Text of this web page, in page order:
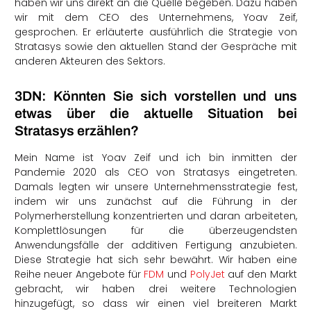
wir mit dem CEO des Unternehmens, Yoav Zeif,
gesprochen. Er erläuterte ausführlich die Strategie von
Stratasys sowie den aktuellen Stand der Gespräche mit
anderen Akteuren des Sektors.
3DN: Könnten Sie sich vorstellen und uns
etwas über die aktuelle Situation bei
Stratasys erzählen?
Mein Name ist Yoav Zeif und ich bin inmitten der
Pandemie 2020 als CEO von Stratasys eingetreten.
Damals legten wir unsere Unternehmensstrategie fest,
indem wir uns zunächst auf die Führung in der
Polymerherstellung konzentrierten und daran arbeiteten,
Komplettlösungen für die überzeugendsten
Anwendungsfälle der additiven Fertigung anzubieten.
Diese Strategie hat sich sehr bewährt. Wir haben eine
Reihe neuer Angebote für FDM und PolyJet auf den Markt
gebracht, wir haben drei weitere Technologien
hinzugefügt, so dass wir einen viel breiteren Markt